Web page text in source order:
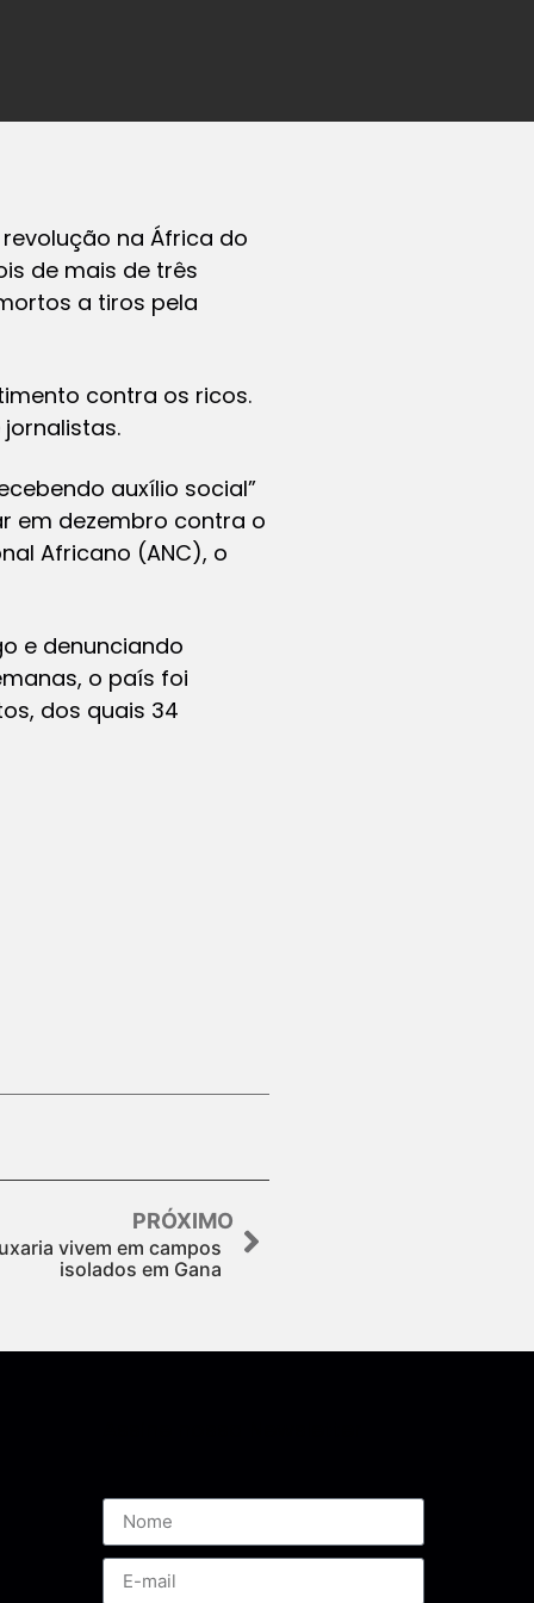
na África do
de mais de três
a tiros pela
contra os ricos.
auxílio social”
em dezembro contra o
Africano (ANC), o
e denunciando
o país foi
dos quais 34
PRÓXIMO
vivem em campos
isolados em Gana